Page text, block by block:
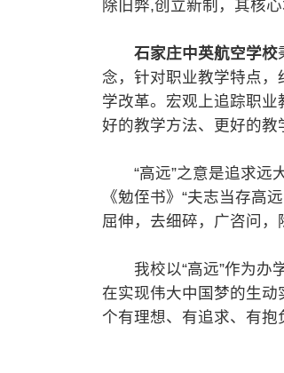
除旧弊,创立新制，其核
石家庄中英航空学校
念，针对职业教学特点
学改革。宏观上追踪职
好的教学方法、更好的教
“高远”之意是追求远大
《勉侄书》“夫志当存高
屈伸，去细碎，广咨问，
我校以“高远”作为办学
在实现伟大中国梦的生
个有理想、有追求、有抱